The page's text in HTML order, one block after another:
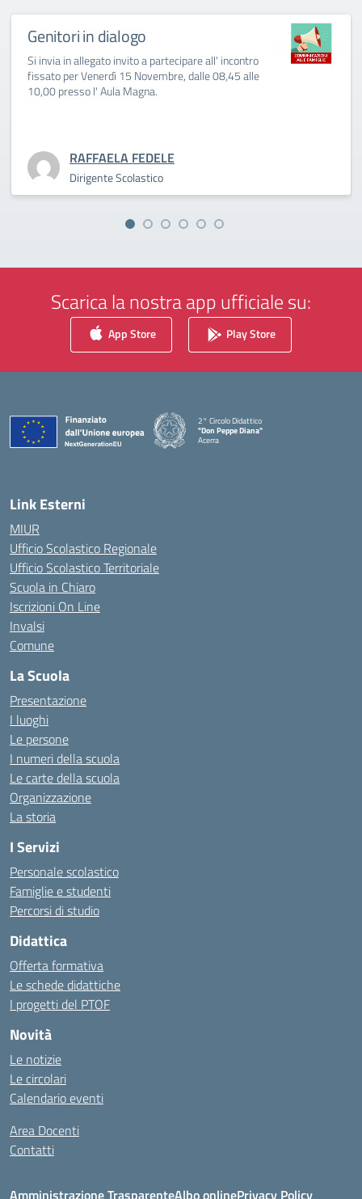
Genitori in dialogo
Si invia in allegato invito a partecipare all' incontro
fissato per Venerdì 15 Novembre, dalle 08,45 alle
10,00 presso l' Aula Magna.
RAFFAELA FEDELE
Dirigente Scolastico
Scarica la nostra app ufficiale su:
App Store Play Store
2° Circolo Didattico
"Don Peppe Diana"
Acerra
Link Esterni
MIUR
Ufficio Scolastico Regionale
Ufficio Scolastico Territoriale
Scuola in Chiaro
Iscrizioni On Line
Invalsi
Comune
La Scuola
Presentazione
I luoghi
Le persone
I numeri della scuola
Le carte della scuola
Organizzazione
La storia
I Servizi
Personale scolastico
Famiglie e studenti
Percorsi di studio
Didattica
Offerta formativa
Le schede didattiche
I progetti del PTOF
Novità
Le notizie
Le circolari
Calendario eventi
Area Docenti
Contatti
Amministrazione TrasparenteAlbo onlinePrivacy Policy